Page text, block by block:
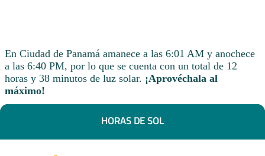
En Ciudad de Panamá amanece a las 6:01 AM y anochece
a las 6:40 PM, por lo que se cuenta con un total de 12
horas y 38 minutos de luz solar. ¡Aprovéchala al
máximo!
HORAS DE SOL